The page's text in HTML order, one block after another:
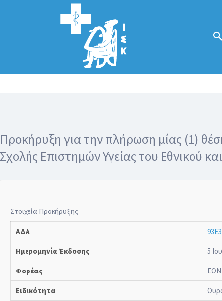
Αναζήτηση
για:
Προκήρυξη για την πλήρωση μίας (1)
Σχολής Επιστημών Υγείας του Εθνικού
Στοιχεία Προκήρυξης
ΑΔΑ
Ημερομηνία Έκδοσης 5
Φορέας
Ειδικότητα